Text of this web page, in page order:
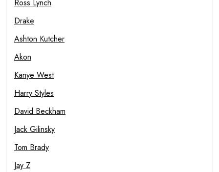
Ross Lynch
Drake
Ashton Kutcher
Akon
Kanye West
Harry Styles
David Beckham
Jack Gilinsky
Tom Brady
Jay Z